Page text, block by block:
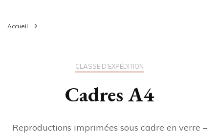
Accueil
CLASSE D’EXPÉDITION
Cadres A4
Reproductions imprimées sous cadre en verre –